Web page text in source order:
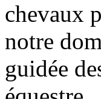
chevaux
notre
guidée